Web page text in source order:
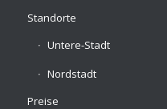
Standorte
Untere-Stadt
Nordstadt
Preise